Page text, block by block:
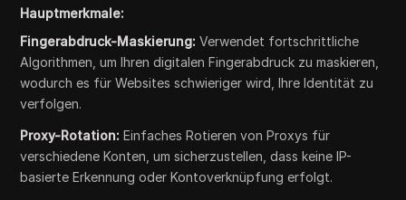
Hauptmerkmale:
Fingerabdruck-Maskierung: Verwendet fortschrittliche
Algorithmen, um Ihren digitalen Fingerabdruck zu maskieren,
wodurch es für Websites schwieriger wird, Ihre Identität zu
verfolgen.
Proxy-Rotation: Einfaches Rotieren von Proxys für
verschiedene Konten, um sicherzustellen, dass keine IP-
basierte Erkennung oder Kontoverknüpfung erfolgt.